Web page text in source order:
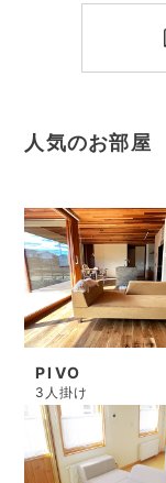
人気のお部屋
PIVO
3人掛け